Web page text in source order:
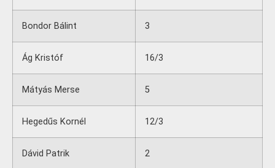
Bondor Bálint 3
Ág Kristóf 16/3
Mátyás Merse 5
Hegedűs Kornél 12/3
Dávid Patrik 2